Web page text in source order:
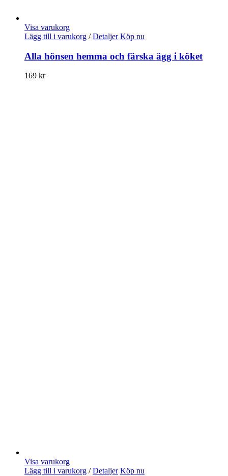
Visa varukorg
Lägg till i varukorg / Detaljer Köp nu
Alla hönsen hemma och färska ägg i köket
169 kr
Visa varukorg
Lägg till i varukorg / Detaljer Köp nu